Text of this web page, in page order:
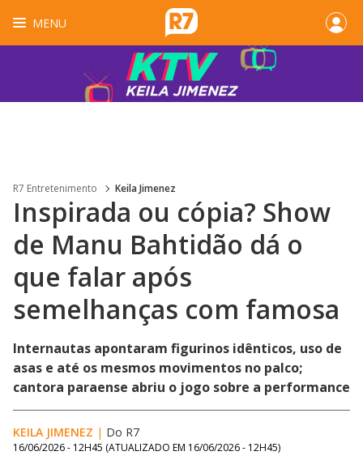
MENU
R7 Entretenimento Keila Jimenez
Inspirada ou cópia? Show
de Manu Bahtidão dá o
que falar após
semelhanças com famosa
Internautas apontaram figurinos idênticos, uso de
asas e até os mesmos movimentos no palco;
cantora paraense abriu o jogo sobre a performance
KEILA JIMENEZ | Do R7
16/06/2026 - 12H45 (ATUALIZADO EM 16/06/2026 - 12H45)